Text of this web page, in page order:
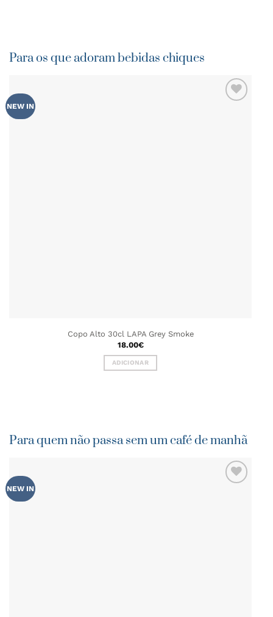
Para os que adoram bebidas chiques
NEW IN
Copo Alto 30cl LAPA Grey Smoke
18.00€
ADICIONAR
Para quem não passa sem um café de manhã
NEW IN